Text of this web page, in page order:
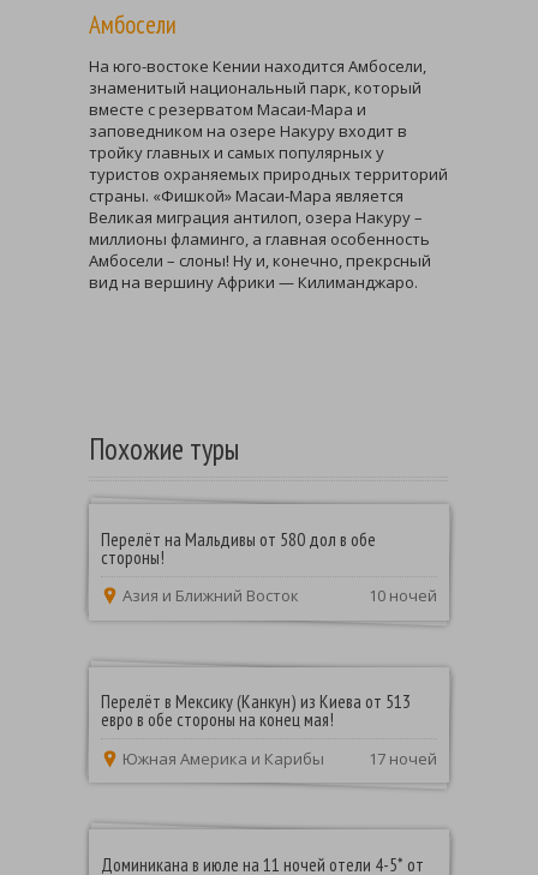
Амбосели
На юго-востоке Кении находится Амбосели,
знаменитый национальный парк, который
вместе с резерватом Масаи-Мара и
заповедником на озере Накуру входит в
тройку главных и самых популярных у
туристов охраняемых природных территорий
страны. «Фишкой» Масаи-Мара является
Великая миграция антилоп, озера Накуру –
миллионы фламинго, а главная особенность
Амбосели – слоны! Ну и, конечно, прекрсный
вид на вершину Африки — Килиманджаро.
Похожие туры
Перелёт на Мальдивы от 580 дол в обе
стороны!
Азия и Ближний Восток 10 ночей
Перелёт в Мексику (Канкун) из Киева от 513
евро в обе стороны на конец мая!
Южная Америка и Карибы 17 ночей
Доминикана в июле на 11 ночей отели 4-5* от